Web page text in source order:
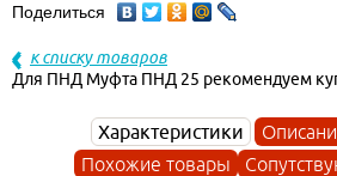
Поделиться
к списку товаров
Для ПНД Муфта ПНД 25 рекомендуем
Характеристики
Похожие товары